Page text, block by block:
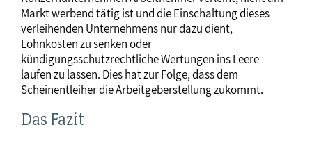
Markt werbend tätig ist und die Einschaltung dieses
verleihenden Unternehmens nur dazu dient,
Lohnkosten zu senken oder
kündigungsschutzrechtliche Wertungen ins Leere
laufen zu lassen. Dies hat zur Folge, dass dem
Scheinentleiher die Arbeitgeberstellung zukommt.
Das Fazit